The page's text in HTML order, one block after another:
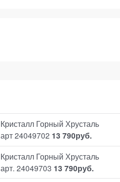
Кристалл Горный Хрусталь
арт 24049702 13 790руб.
Кристалл Горный Хрусталь
арт. 24049703 13 790руб.